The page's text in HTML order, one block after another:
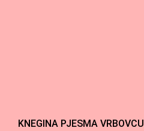
KNEGINA PJESMA VRBOVCU